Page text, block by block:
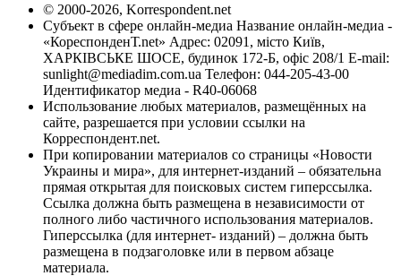
© 2000-2026, Korrespondent.net
Субъект в сфере онлайн-медиа Название онлайн-медиа -
«КореспонденТ.net» Адрес: 02091, місто Київ,
ХАРКІВСЬКЕ ШОСЕ, будинок 172-Б, офіс 208/1 E-mail:
sunlight@mediadim.com.ua Телефон: 044-205-43-00
Идентификатор медиа - R40-06068
Использование любых материалов, размещённых на
сайте, разрешается при условии ссылки на
Корреспондент.net.
При копировании материалов со страницы «Новости
Украины и мира», для интернет-изданий – обязательна
прямая открытая для поисковых систем гиперссылка.
Ссылка должна быть размещена в независимости от
полного либо частичного использования материалов.
Гиперссылка (для интернет- изданий) – должна быть
размещена в подзаголовке или в первом абзаце
материала.